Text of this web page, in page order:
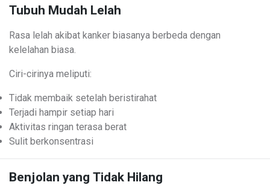
Tubuh Mudah Lelah
Rasa lelah akibat kanker biasanya berbeda dengan
kelelahan biasa.
Ciri-cirinya meliputi:
Tidak membaik setelah beristirahat
Terjadi hampir setiap hari
Aktivitas ringan terasa berat
Sulit berkonsentrasi
Benjolan yang Tidak Hilang